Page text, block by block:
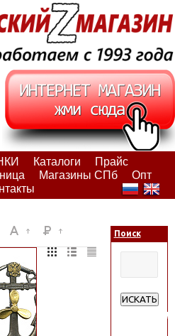
Каталоги
Прайс
Магазины СПб
Опт
Поиск
ИСКАТЬ